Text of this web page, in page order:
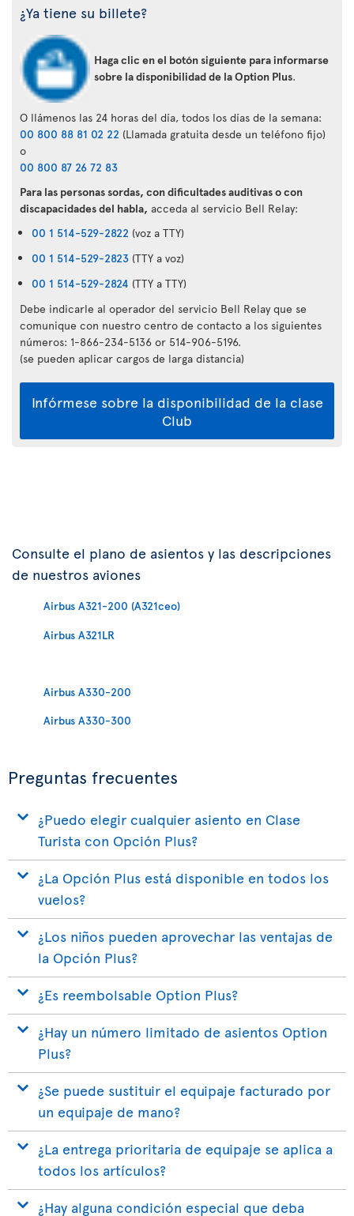
¿Ya tiene su billete?
Haga clic en el botón siguiente para informarse
sobre la disponibilidad de la Option Plus.
O llámenos las 24 horas del día, todos los días de la semana:
00 800 88 81 02 22 (Llamada gratuita desde un teléfono fijo)
o
00 800 87 26 72 83
Para las personas sordas, con dificultades auditivas o con
discapacidades del habla, acceda al servicio Bell Relay:
00 1 514-529-2822 (voz a TTY)
00 1 514-529-2823 (TTY a voz)
00 1 514-529-2824 (TTY a TTY)
Debe indicarle al operador del servicio Bell Relay que se
comunique con nuestro centro de contacto a los siguientes
números: 1-866-234-5136 or 514-906-5196.
(se pueden aplicar cargos de larga distancia)
Infórmese sobre la disponibilidad de la clase
Club
Consulte el plano de asientos y las descripciones
de nuestros aviones
Airbus A321-200 (A321ceo)
Airbus A321LR
Airbus A330-200
Airbus A330-300
Preguntas frecuentes
¿Puedo elegir cualquier asiento en Clase
Turista con Opción Plus?
¿La Opción Plus está disponible en todos los
vuelos?
¿Los niños pueden aprovechar las ventajas de
la Opción Plus?
¿Es reembolsable Option Plus?
¿Hay un número limitado de asientos Option
Plus?
¿Se puede sustituir el equipaje facturado por
un equipaje de mano?
¿La entrega prioritaria de equipaje se aplica a
todos los artículos?
¿Hay alguna condición especial que deba